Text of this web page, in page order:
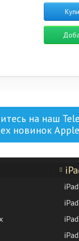
на наш
новинок Apple